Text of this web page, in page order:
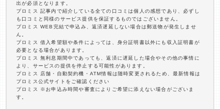
出が必須となります。
プロミス 記事内で紹介している全ての口コミは個人の感想であり、必ずし
も口コミと同様のサービス提供を保証するものではございません。
プロミス WEB完結で申込み、返済遅延しない場合は郵送物が発生しませ
ん。
プロミス 借入希望額や条件によっては、身分証明書以外にも収入証明書が
必要となる場合があります。
プロミス 無利息期間中であっても、返済に遅延した場合やその他の事情に
より、サービスの提供を停止する可能性があります。
プロミス 店舗・自動契約機・ATM情報は随時変更されるため、最新情報は
プロミス公式サイトをご確認ください
プロミス ※お申込み時間や審査によりご希望に添えない場合がございま
す。